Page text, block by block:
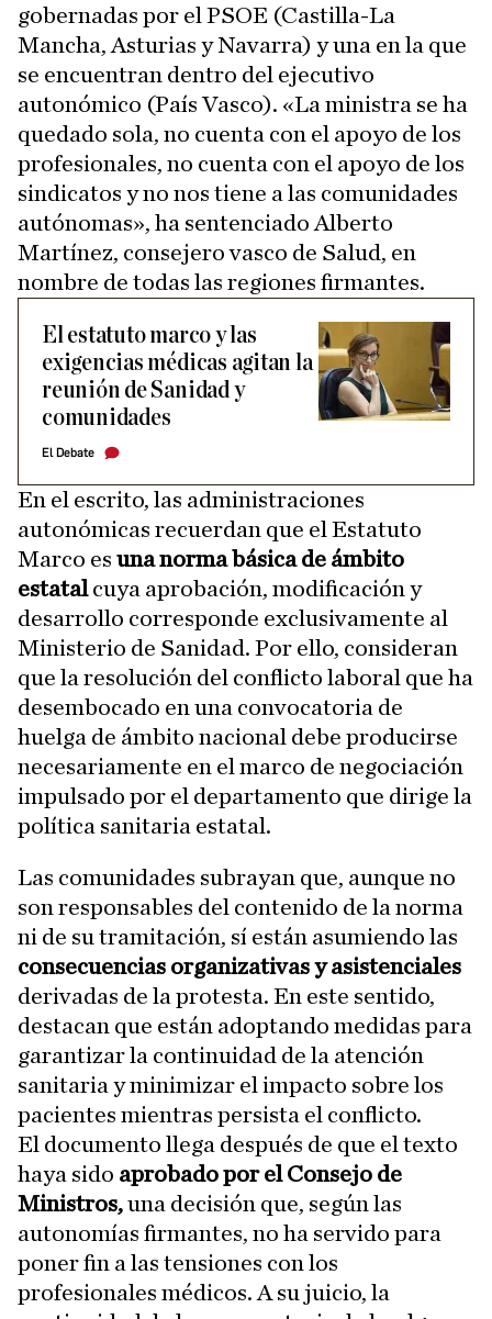
gobernadas por el PSOE (Castilla-La
Mancha, Asturias y Navarra) y una en la que
se encuentran dentro del ejecutivo
autonómico (País Vasco). «La ministra se ha
quedado sola, no cuenta con el apoyo de los
profesionales, no cuenta con el apoyo de los
sindicatos y no nos tiene a las comunidades
autónomas», ha sentenciado Alberto
Martínez, consejero vasco de Salud, en
nombre de todas las regiones firmantes.
El estatuto marco y las
exigencias médicas agitan la
reunión de Sanidad y
comunidades
El Debate
En el escrito, las administraciones
autonómicas recuerdan que el Estatuto
Marco es una norma básica de ámbito
estatalcuya aprobación, modificación y
desarrollo corresponde exclusivamente al
Ministerio de Sanidad. Por ello, consideran
que la resolución del conflicto laboral que ha
desembocado en una convocatoria de
huelga de ámbito nacional debe producirse
necesariamente en el marco de negociación
impulsado por el departamento que dirige la
política sanitaria estatal.
Las comunidades subrayan que, aunque no
son responsables del contenido de la norma
ni de su tramitación, sí están asumiendo las
consecuencias organizativas y asistenciales
derivadas de la protesta. En este sentido,
destacan que están adoptando medidas para
garantizar la continuidad de la atención
sanitaria y minimizar el impacto sobre los
pacientes mientras persista el conflicto.
El documento llega después de que el texto
haya sido aprobado por el Consejo de
Ministros,una decisión que, según las
autonomías firmantes, no ha servido para
poner fin a las tensiones con los
profesionales médicos. A su juicio, la